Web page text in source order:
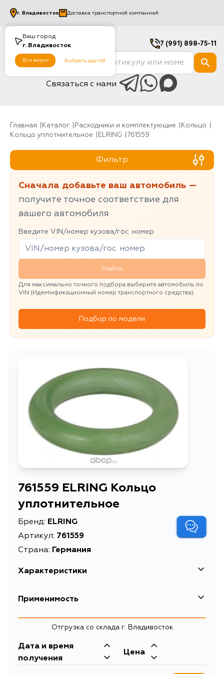
Ваш город
г. Владивосток
Все верно Выбрать другой
г. Владивосток Доставка транспортной компанией
7 (991) 898-75-11
Связаться с нами
Главная Каталог Расходники и комплектующие
Кольцо
Кольцо уплотнительное
ELRING 761559
Фильтр
Сначала добавьте ваш автомобиль —
получите точное соответствие для
вашего автомобиля
Введите VIN/номер кузова/гос. номер
Найти
Для максимально точного подбора выберите автомобиль по
VIN (Идентификационный номер транспортного средства).
Подбор по модели
761559 ELRING Кольцо
уплотнительное
Бренд: ELRING
Артикул: 761559
Страна: Германия
Характеристики
EAN-13
Длина упаковки, мм 16
Масса, кг 0.001
Применимость
Mercedes-Benz
Кузов Двигатель
В СБОРЕ, 684.491, CHASSIS WITH
Отгрузка со склада г. Владивосток
Дата и время
получения
Цена